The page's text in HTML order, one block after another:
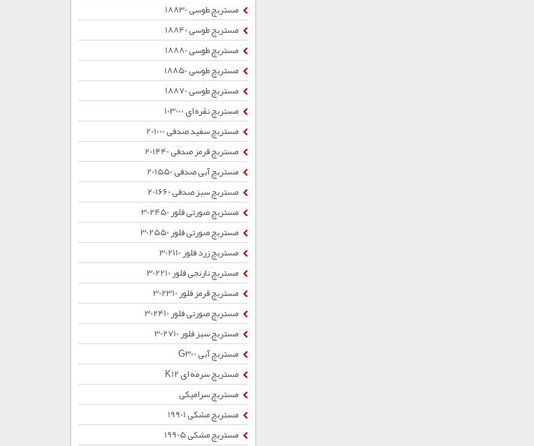
مستربچ طوسی 18830
مستربچ طوسی 18840
مستربچ طوسی 18880
مستربچ طوسی 18850
مستربچ طوسی 18870
مستربچ نقره ای 103000
مستربچ سفید صدفی 201000
مستربچ قرمز صدفی 201440
مستربچ آبی صدفی 201550
مستربچ سبز صدفی 201660
مستربچ صورتی فلور 302450
مستربچ صورتی فلور 302550
مستربچ زرد فلور 302110
مستربچ نارنجی فلور 302210
مستربچ قرمز فلور 302310
مستربچ صورتی فلور 302410
مستربچ سبز فلور 302710
مستربچ آبی G300
مستربچ سرمه ای K12
مستربچ سرامیکی
مستربچ مشکی 19901
مستربچ مشکی 19905